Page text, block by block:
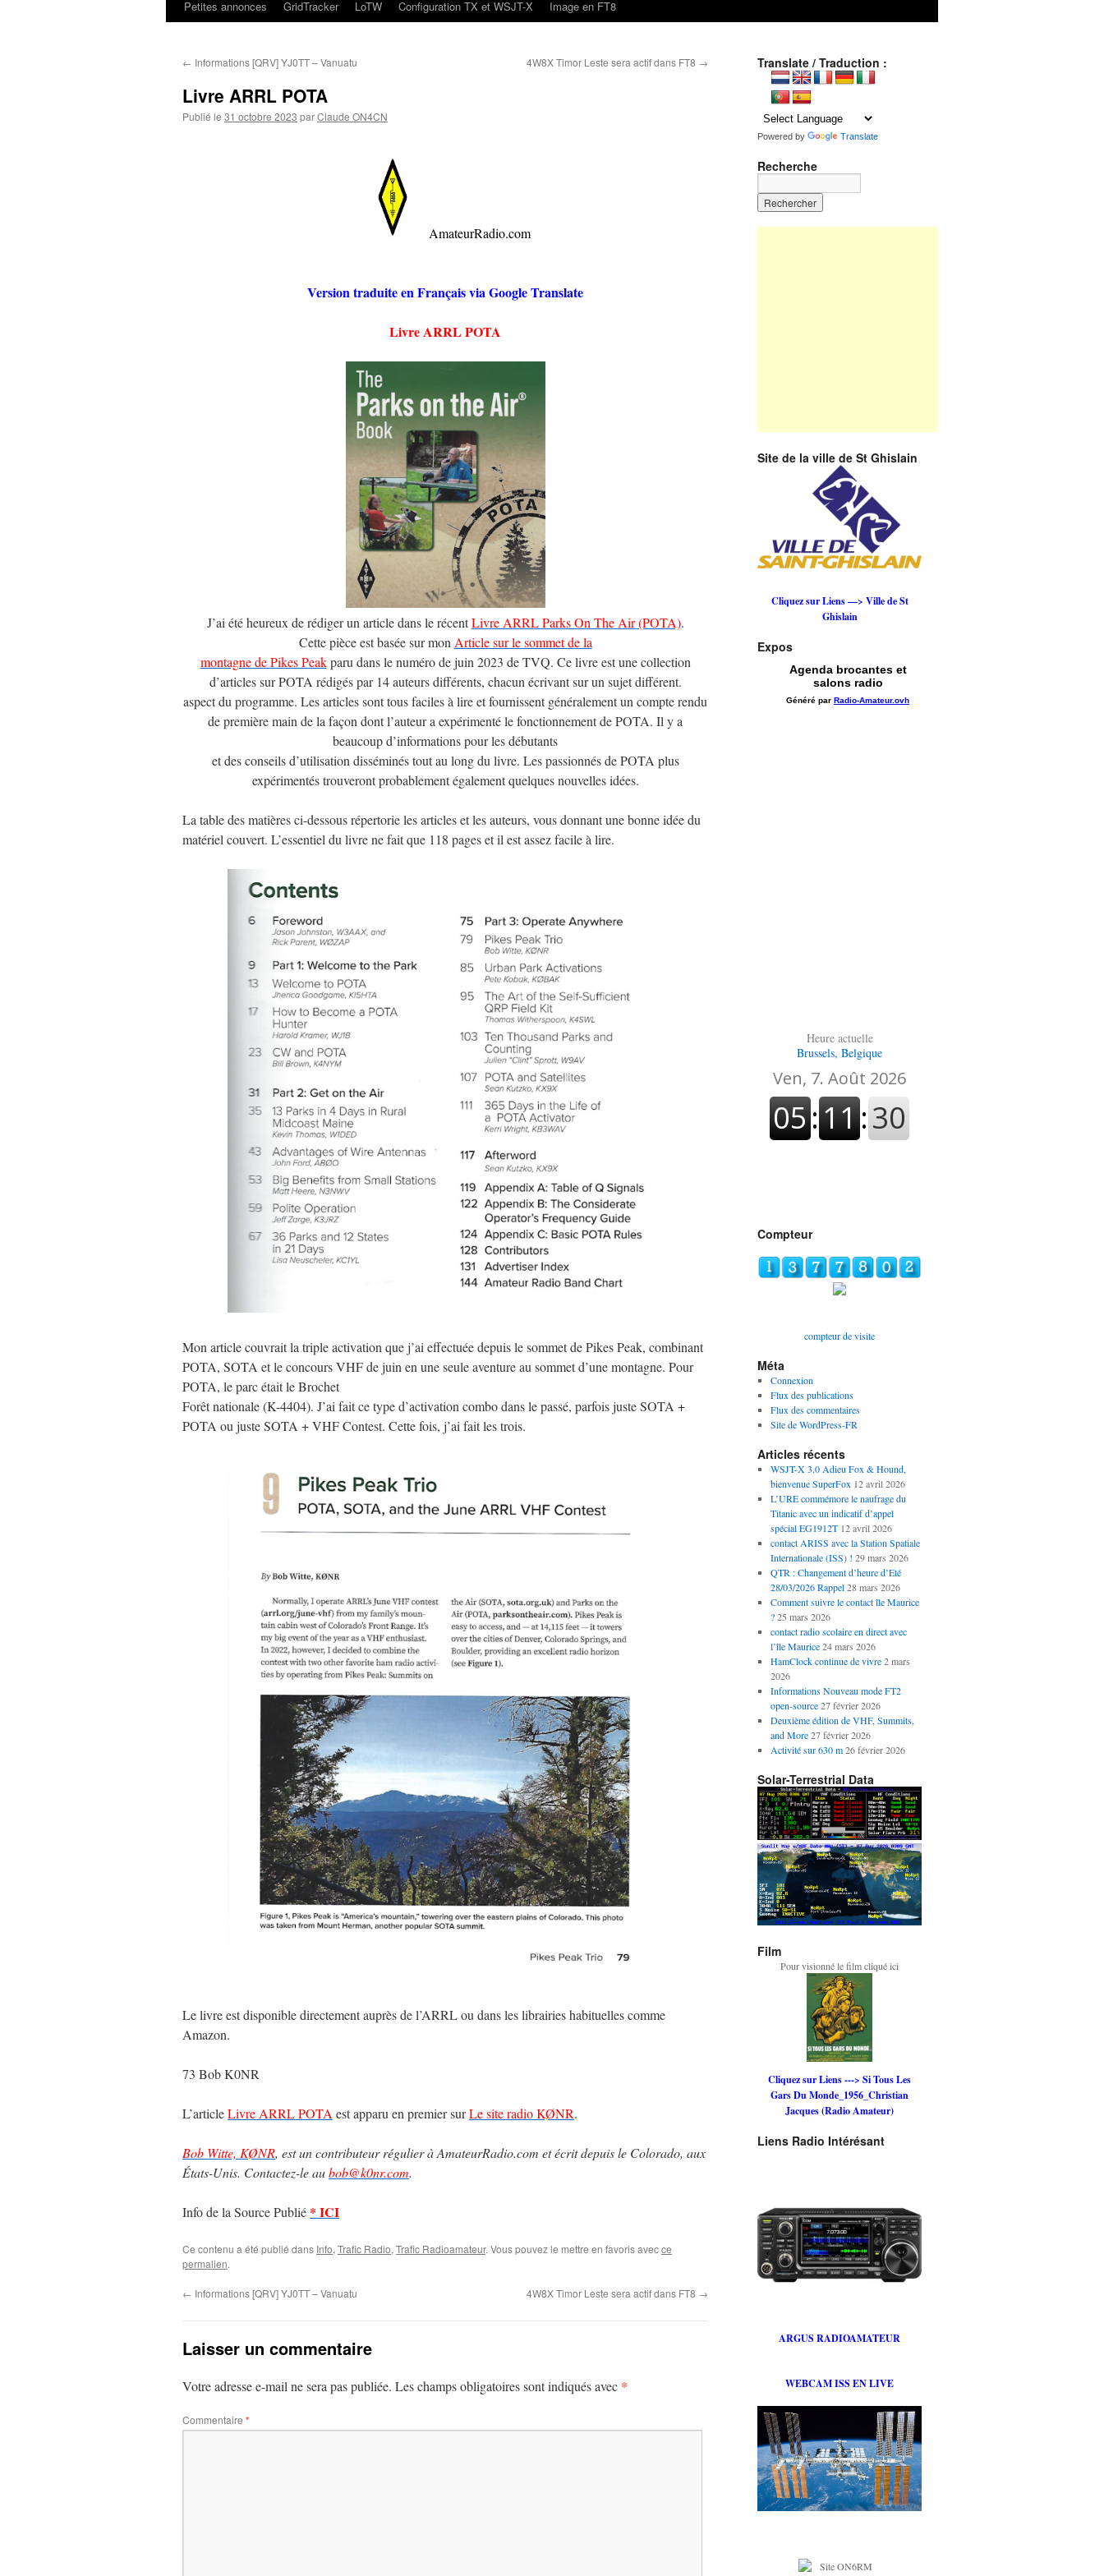
Petites annonces
GridTracker LoTW Configuration TX et WSJT-X Image en FT8
← Informations [QRV] YJ0TT – Vanuatu 4W8X Timor Leste sera actif dans FT8 →
Livre ARRL POTA
Publié le 31 octobre 2023 parClaude ON4CN
AmateurRadio.com
Version traduite en Français via Google Translate
Livre ARRL POTA
J’ai été heureux de rédiger un article dans le récentLivre ARRL Parks On The Air (POTA).
Cette pièce est basée sur mon Article sur le sommet de la
montagne de Pikes Peakparu dans le numéro de juin 2023 de TVQ. Ce livre est une collection
d’articles sur POTA rédigés par 14 auteurs différents, chacun écrivant sur un sujet différent.
aspect du programme. Les articles sont tous faciles à lire et fournissent généralement un compte rendu
de première main de la façon dont l’auteur a expérimenté le fonctionnement de POTA. Il y a
beaucoup d’informations pour les débutants
et des conseils d’utilisation disséminés tout au long du livre. Les passionnés de POTA plus
expérimentés trouveront probablement également quelques nouvelles idées.
La table des matières ci-dessous répertorie les articles et les auteurs, vous donnant une bonne idée du
matériel couvert. L’essentiel du livre ne fait que 118 pages et il est assez facile à lire.
Mon article couvrait la triple activation que j’ai effectuée depuis le sommet de Pikes Peak, combinant
POTA, SOTA et le concours VHF de juin en une seule aventure au sommet d’une montagne. Pour
POTA, le parc était le Brochet
Forêt nationale (K-4404). J’ai fait ce type d’activation combo dans le passé, parfois juste SOTA +
POTA ou juste SOTA + VHF Contest. Cette fois, j’ai fait les trois.
Le livre est disponible directement auprès de l’ARRL ou dans les librairies habituelles comme
Amazon.
73 Bob K0NR
L’articleLivre ARRL POTA est apparu en premier surLe site radio KØNR.
Bob Witte, KØNR, est un contributeur régulier à AmateurRadio.com et écrit depuis le Colorado, aux
États-Unis. Contactez-le aubob@k0nr.com.
Info de la Source Publié * ICI
Ce contenu a été publié dans Info, Trafic Radio, Trafic Radioamateur. Vous pouvez le mettre en favoris avecce
permalien.
← Informations [QRV] YJ0TT – Vanuatu 4W8X Timor Leste sera actif dans FT8 →
Laisser un commentaire
Votre adresse e-mail ne sera pas publiée. Les champs obligatoires sont indiqués avec *
Commentaire *
Translate / Traduction :
Powered by Translate
Recherche
Site de la ville de St Ghislain
Cliquez sur Liens —> Ville de St
Ghislain
Expos
Heure actuelle
Brussels, Belgique
Compteur
compteur de visite
Méta
Connexion
Flux des publications
Flux des commentaires
Site de WordPress-FR
Articles récents
WSJT-X 3.0 Adieu Fox & Hound,
bienvenue SuperFox 12 avril 2026
L’URE commémore le naufrage du
Titanic avec un indicatif d’appel
spécial EG1912T 12 avril 2026
contact ARISS avec la Station Spatiale
Internationale (ISS) ! 29 mars 2026
QTR : Changement d’heure d’Eté
28/03/2026 Rappel 28 mars 2026
Comment suivre le contact île Maurice
? 25 mars 2026
contact radio scolaire en direct avec
l’île Maurice 24 mars 2026
HamClock continue de vivre 2 mars
2026
Informations Nouveau mode FT2
open-source 27 février 2026
Deuxième édition de VHF, Summits,
and More 27 février 2026
Activité sur 630 m 26 février 2026
Solar-Terrestrial Data
Film
Pour visionné le film cliqué ici
Cliquez sur Liens ---> Si Tous Les
Gars Du Monde_1956_Christian
Jacques (Radio Amateur)
Liens Radio Intérésant
ARGUS RADIOAMATEUR
WEBCAM ISS EN LIVE